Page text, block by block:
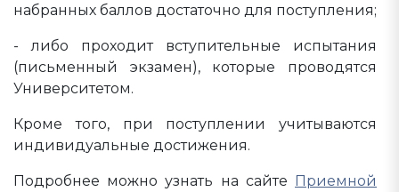
набранных баллов достаточно для поступления;
- либо проходит вступительные испытания
(письменный экзамен), которые проводятся
Университетом.
Кроме того, при поступлении учитываются
индивидуальные достижения.
Подробнее можно узнать на сайте Приемной